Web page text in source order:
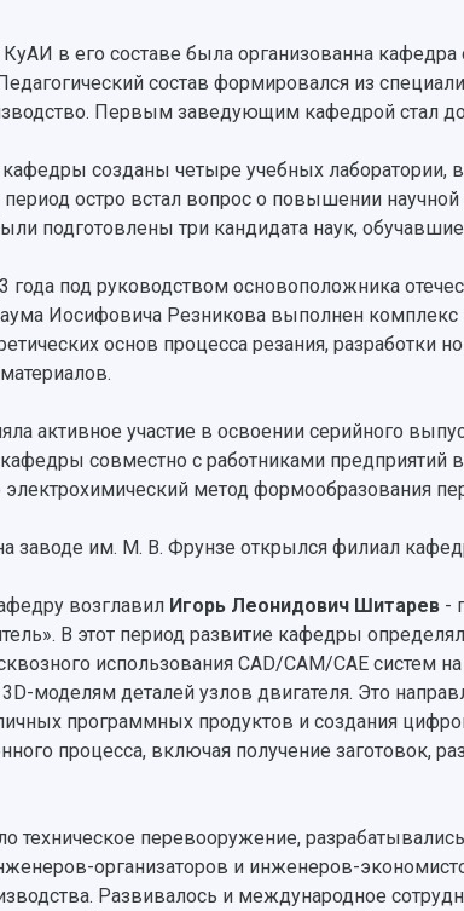
в его составе была организованна
состав формировался из
Первым заведующим кафедрой стал
созданы четыре учебных лаборатории,
период остро встал вопрос о повышении
подготовлены три кандидата наук,
года под руководством основоположника
Иосифовича Резникова выполнен комплекс
основ процесса резания, разработки
активное участие в освоении серийного
совместно с работниками
электрохимический метод формообразования
заводе им. М. В. Фрунзе открылся филиал
возглавил Игорь Леонидович Шитарев -
В этот период развитие кафедры
использования CAD/CAM/CAE систем
моделям деталей узлов двигателя. Это
программных продуктов и создания
процесса, включая получение заготовок,
техническое перевооружение,
организаторов и инженеров-
Развивалось и международное